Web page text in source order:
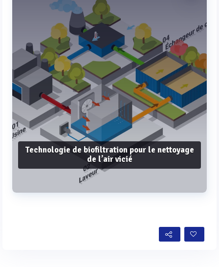
Technologie de biofiltration pour le nettoyage
de l’air vicié